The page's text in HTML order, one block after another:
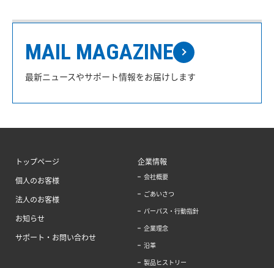
MAIL MAGAZINE
最新ニュースやサポート情報をお届けします
トップページ
個人のお客様
法人のお客様
お知らせ
サポート・お問い合わせ
企業情報
会社概要
ごあいさつ
パーパス・行動指針
企業理念
沿革
製品ヒストリー